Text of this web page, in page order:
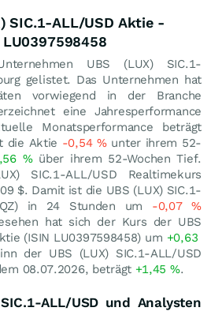
SIC.1-ALL/USD Aktie -
LU0397598458
UBS (LUX) SIC.1-
gelistet. Das Unternehmen hat
vorwiegend in der Branche
eine Jahresperformance
Monatsperformance beträgt
die Aktie -0,54 %unter ihrem 52-
%über ihrem 52-Wochen Tief.
SIC.1-ALL/USD Realtimekurs
$. Damit ist die UBS (LUX) SIC.1-
in 24 Stunden um -0,07%
hat sich der Kurs der UBS
(ISIN LU0397598458) um +0,63
der UBS (LUX) SIC.1-ALL/USD
08.07.2026, beträgt +1,45 %.
ALL/USD und Analysten